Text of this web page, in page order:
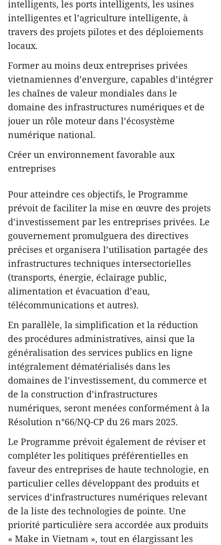
intelligents, les ports intelligents, les usines
intelligentes et l’agriculture intelligente, à
travers des projets pilotes et des déploiements
locaux.
Former au moins deux entreprises privées
vietnamiennes d’envergure, capables d’intégrer
les chaînes de valeur mondiales dans le
domaine des infrastructures numériques et de
jouer un rôle moteur dans l’écosystème
numérique national.
Créer un environnement favorable aux
entreprises
Pour atteindre ces objectifs, le Programme
prévoit de faciliter la mise en œuvre des projets
d’investissement par les entreprises privées. Le
gouvernement promulguera des directives
précises et organisera l’utilisation partagée des
infrastructures techniques intersectorielles
(transports, énergie, éclairage public,
alimentation et évacuation d’eau,
télécommunications et autres).
En parallèle, la simplification et la réduction
des procédures administratives, ainsi que la
généralisation des services publics en ligne
intégralement dématérialisés dans les
domaines de l’investissement, du commerce et
de la construction d’infrastructures
numériques, seront menées conformément à la
Résolution n°66/NQ-CP du 26 mars 2025.
Le Programme prévoit également de réviser et
compléter les politiques préférentielles en
faveur des entreprises de haute technologie, en
particulier celles développant des produits et
services d’infrastructures numériques relevant
de la liste des technologies de pointe. Une
priorité particulière sera accordée aux produits
« Make in Vietnam », tout en élargissant les